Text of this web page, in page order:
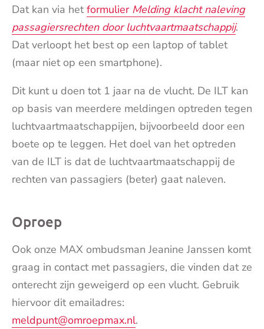
Dat kan via hetformulier Melding klacht naleving
passagiersrechten door luchtvaartmaatschappij.
Dat verloopt het best op een laptop of tablet
(maar niet op een smartphone).
Dit kunt u doen tot 1 jaar na de vlucht. De ILT kan
op basis van meerdere meldingen optreden tegen
luchtvaartmaatschappijen, bijvoorbeeld door een
boete op te leggen. Het doel van het optreden
van de ILT is dat de luchtvaartmaatschappij de
rechten van passagiers (beter) gaat naleven.
Oproep
Ook onze MAX ombudsman Jeanine Janssen komt
graag in contact met passagiers, die vinden dat ze
onterecht zijn geweigerd op een vlucht. Gebruik
hiervoor dit emailadres:
meldpunt@omroepmax.nl.